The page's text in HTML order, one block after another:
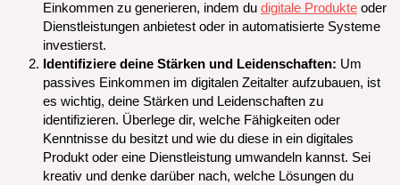
Einkommen zu generieren, indem du digitale Produkte oder
Dienstleistungen anbietest oder in automatisierte Systeme
investierst.
Identifiziere deine Stärken und Leidenschaften: Um
passives Einkommen im digitalen Zeitalter aufzubauen, ist
es wichtig, deine Stärken und Leidenschaften zu
identifizieren. Überlege dir, welche Fähigkeiten oder
Kenntnisse du besitzt und wie du diese in ein digitales
Produkt oder eine Dienstleistung umwandeln kannst. Sei
kreativ und denke darüber nach, welche Lösungen du